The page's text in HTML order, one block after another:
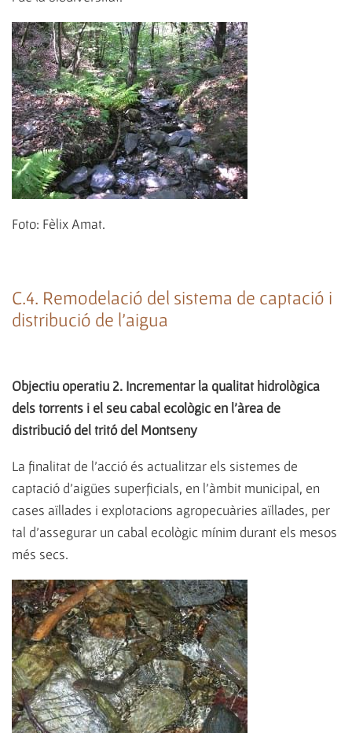
Foto: Fèlix Amat.
C.4. Remodelació del sistema de captació i
distribució de l'aigua
Objectiu operatiu 2. Incrementar la qualitat hidrològica
dels torrents i el seu cabal ecològic en l'àrea de
distribució del tritó del Montseny
La finalitat de l'acció és actualitzar els sistemes de
captació d'aigües superficials, en l'àmbit municipal, en
cases aïllades i explotacions agropecuàries aïllades, per
tal d'assegurar un cabal ecològic mínim durant els mesos
més secs.